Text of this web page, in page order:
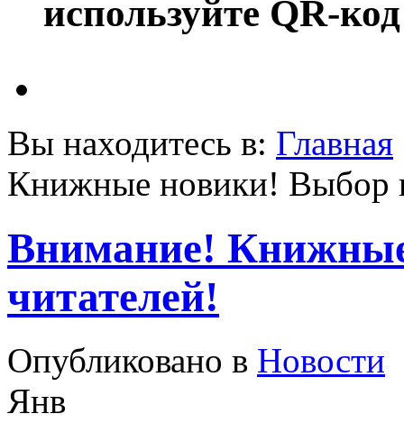
используйте QR-код
Вы находитесь в: Главная
Книжные новики! Выбор
Внимание!
читателей!
Опубликовано в Новости
Янв